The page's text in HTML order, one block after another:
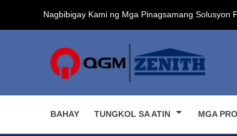
Nagbibigay Kami ng Mga Pinagsamang Solusyon
BAHAY TUNGKOL SA ATIN MGA